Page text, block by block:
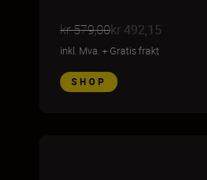
kr 579,00kr 492,15
inkl. Mva. + Gratis frakt
SHOP